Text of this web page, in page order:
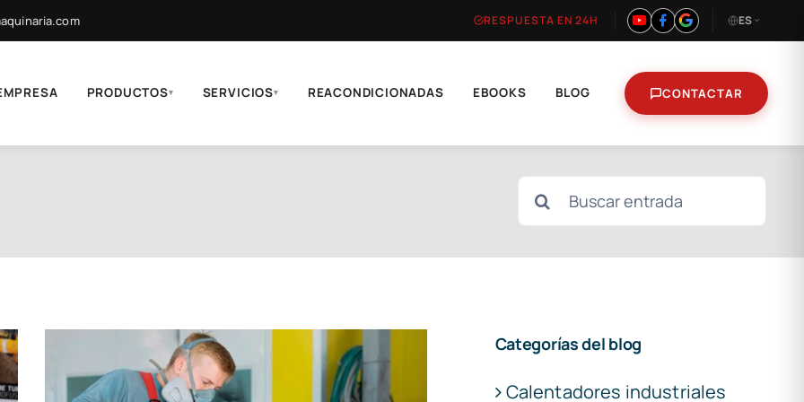
RESPUESTA EN 24H ES
PRODUCTOS▾ SERVICIOS▾ REACONDICIONADAS EBOOKS BLOG CONTACTAR
Buscar:
Categorías del blog
Calentadores industriales